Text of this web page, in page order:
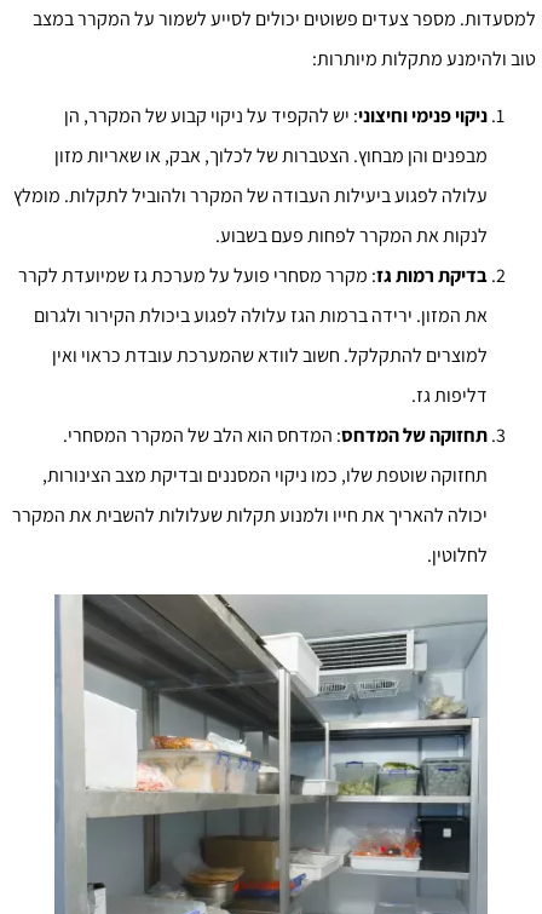
למסעדות. מספר צעדים פשוטים יכולים לסייע לשמור על המקרר במצב
טוב ולהימנע מתקלות מיותרות:
ניקוי פנימי וחיצוני: יש להקפיד על ניקוי קבוע של המקרר, הן
מבפנים והן מבחוץ. הצטברות של לכלוך, אבק, או שאריות מזון
עלולה לפגוע ביעילות העבודה של המקרר ולהוביל לתקלות. מומלץ
לנקות את המקרר לפחות פעם בשבוע.
בדיקת רמות גז: מקרר מסחרי פועל על מערכת גז שמיועדת לקרר
את המזון. ירידה ברמות הגז עלולה לפגוע ביכולת הקירור ולגרום
למוצרים להתקלקל. חשוב לוודא שהמערכת עובדת כראוי ואין
דליפות גז.
תחזוקה של המדחס: המדחס הוא הלב של המקרר המסחרי.
תחזוקה שוטפת שלו, כמו ניקוי המסננים ובדיקת מצב הצינורות,
יכולה להאריך את חייו ולמנוע תקלות שעלולות להשבית את המקרר
לחלוטין.